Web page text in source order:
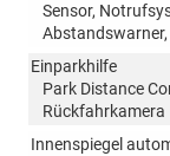
Sensor,
Einparkhilfe
Park Distance
Rückfahrkamera
Innenspiegel